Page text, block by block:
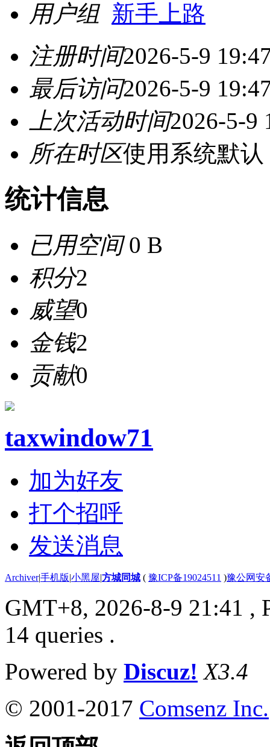
用户组 新手上路
注册时间2026-5-9
最后访问2026-5-9
上次活动时间2026-5-9
所在时区使用系统默认
统计信息
已用空间0 B
积分2
威望0
金钱2
贡献0
taxwindow71
加为好友
打个招呼
发送消息
Archiver|手机版|小黑屋|方城同城 ( 豫ICP备19024511 )豫公网安
GMT+8, 2026-8-9 21:41 ,
14 queries .
Powered by Discuz! X3.4
© 2001-2017 Comsenz Inc.